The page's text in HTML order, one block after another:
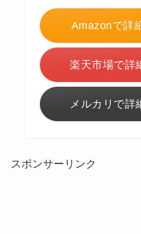
Amazonで詳
楽天市場で詳
メルカリで詳
スポンサーリンク